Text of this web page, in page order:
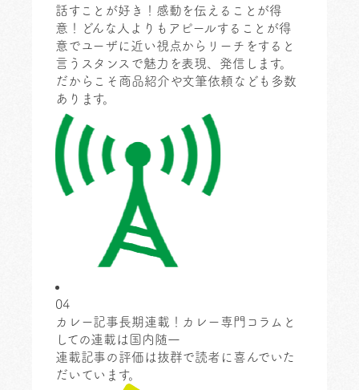
話すことが好き！感動を伝えることが得
意！どんな人よりもアピールすることが得
意でユーザに近い視点からリーチをすると
言うスタンスで魅力を表現、発信します。
だからこそ商品紹介や文筆依頼なども多数
あります。
04
カレー記事長期連載！カレー専門コラムと
しての連載は国内随一
連載記事の評価は抜群で読者に喜んでいた
だいています。